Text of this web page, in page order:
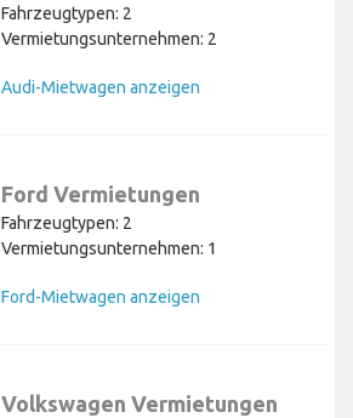
Fahrzeugtypen: 2
Vermietungsunternehmen: 2
Audi-Mietwagen anzeigen
Ford Vermietungen
Fahrzeugtypen: 2
Vermietungsunternehmen: 1
Ford-Mietwagen anzeigen
Volkswagen Vermietungen